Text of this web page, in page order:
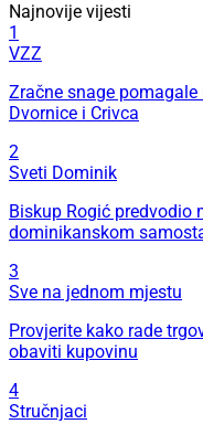
Najnovije vijesti
1
VZZ
Zračne snage
Dvornice i Crivca
2
Sveti Dominik
Biskup Rogić predvodio
dominikanskom
3
Sve na jednom mjestu
Provjerite kako rade
obaviti kupovinu
4
Stručnjaci